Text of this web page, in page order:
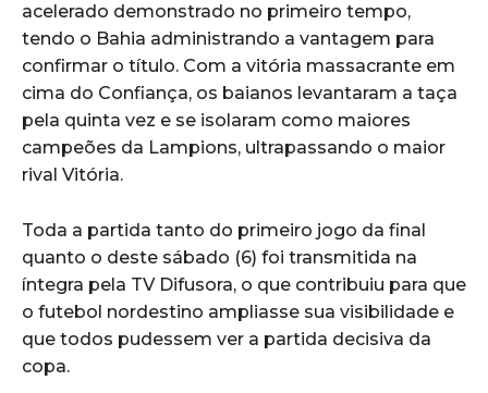
acelerado demonstrado no primeiro tempo,
tendo o Bahia administrando a vantagem para
confirmar o título. Com a vitória massacrante em
cima do Confiança, os baianos levantaram a taça
pela quinta vez e se isolaram como maiores
campeões da Lampions, ultrapassando o maior
rival Vitória.
Toda a partida tanto do primeiro jogo da final
quanto o deste sábado (6) foi transmitida na
íntegra pela TV Difusora, o que contribuiu para que
o futebol nordestino ampliasse sua visibilidade e
que todos pudessem ver a partida decisiva da
copa.